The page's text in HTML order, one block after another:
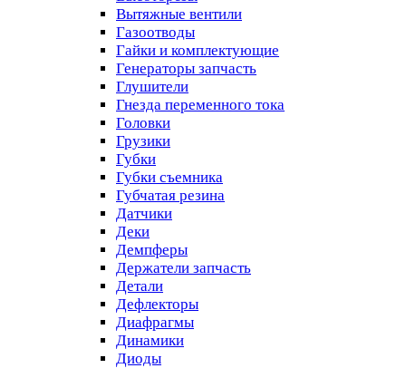
Вытяжные вентили
Газоотводы
Гайки и комплектующие
Генераторы запчасть
Глушители
Гнезда переменного тока
Головки
Грузики
Губки
Губки съемника
Губчатая резина
Датчики
Деки
Демпферы
Держатели запчасть
Детали
Дефлекторы
Диафрагмы
Динамики
Диоды